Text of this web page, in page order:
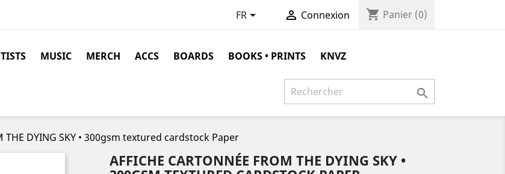
FR  Connexion shopping_cart Panier (0)
MUSIC MERCH ACCS BOARDS BOOKS • PRINTS KNVZ

DYING SKY • 300gsm textured cardstock Paper
AFFICHE CARTONNÉE FROM THE DYING SKY •